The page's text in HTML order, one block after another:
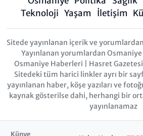
Teknoloji Yaşam İletişim
Sitede yayınlanan içerik ve
Yayınlanan yorumlardan
Osmaniye Haberleri | Hasret
Sitedeki tüm harici linkler ayrı bir
yayınlanan haber, köşe yazıları ve
kaynak gösterilse dahi, herhangi bir
yayınlanamaz
Künye